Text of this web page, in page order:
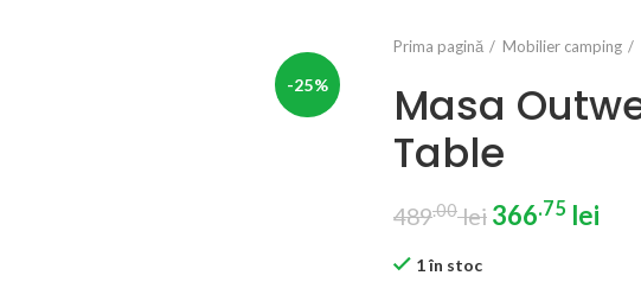
-25%
Prima pagină Mobilier camping
Masa
Table
489.00 lei 366.75 lei
1 în stoc